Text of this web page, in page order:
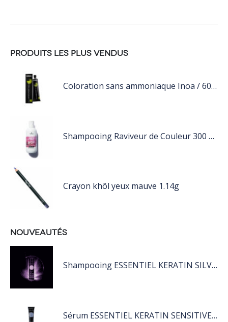
PRODUITS LES PLUS VENDUS
Coloration sans ammoniaque Inoa / 60ML
Shampooing Raviveur de Couleur 300 ml Rose de Schwarzkopf Professional
Crayon khôl yeux mauve 1.14g
NOUVEAUTÉS
Shampooing ESSENTIEL KERATIN SILVER 250ML
Sérum ESSENTIEL KERATIN SENSITIVE 40 ML